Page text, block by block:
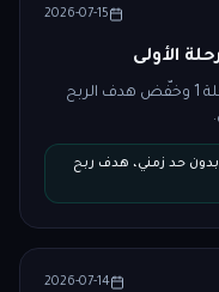
2026-07-15
ألغى Hola Prime شرط الـ30 يوماً في المرحلة 1 وخفّض هدف الربح
بدون حد زمني، هدف ربح
2026-07-14